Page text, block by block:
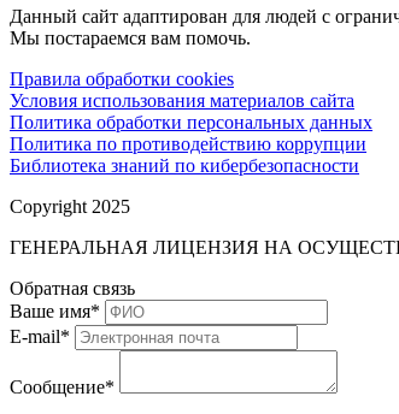
Данный сайт адаптирован для людей с
Мы постараемся вам помочь.
Правила обработки cookies
Условия использования материалов сайта
Политика обработки персональных данных
Политика по противодействию коррупции
Библиотека знаний по кибербезопасности
Copyright 2025
ГЕНЕРАЛЬНАЯ ЛИЦЕНЗИЯ НА
Обратная связь
Ваше имя*
E-mail*
Сообщение*